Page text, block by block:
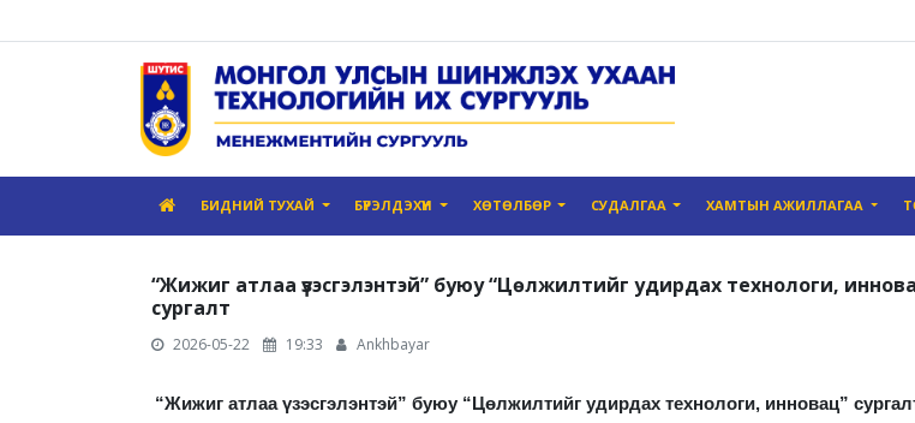
БИДНИЙ ТУХАЙ БҮРЭЛДЭХҮҮН ХӨТӨЛБӨР СУДАЛГАА ХАМТЫН АЖИЛЛАГАА
“Жижиг атлаа үзэсгэлэнтэй” буюу “Цөлжилтийг удирдах технологи,
сургалт
2026-05-22 19:33 Ankhbayar
“Жижиг атлаа үзэсгэлэнтэй” буюу “Цөлжилтийг удирдах технологи, инновац”